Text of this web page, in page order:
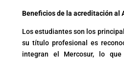
Beneficios de la acreditación al
Los estudiantes son los
su título profesional es
integran el Mercosur, lo